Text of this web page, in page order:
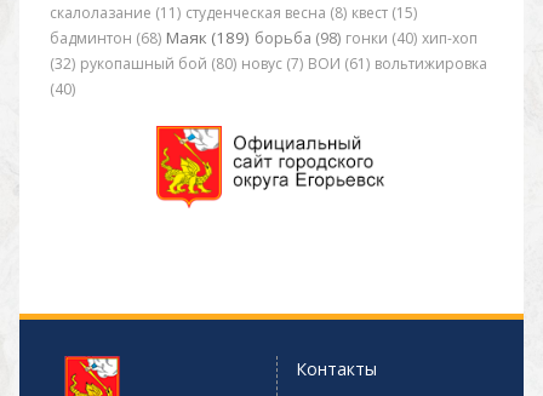
скалолазание (11) студенческая весна (8) квест (15)
бадминтон (68) Маяк (189) борьба (98) гонки (40) хип-хоп
(32) рукопашный бой (80) новус (7) ВОИ (61) вольтижировка
(40)
Контакты